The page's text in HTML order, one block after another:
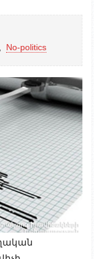
No-politics